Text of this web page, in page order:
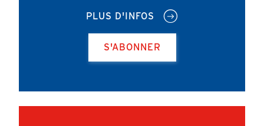
PLUS D'INFOS
S'ABONNER